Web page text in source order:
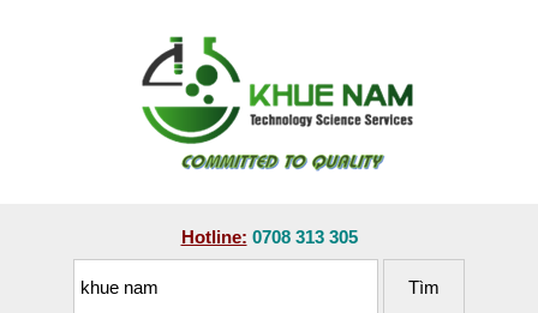
Hotline: 0708 313 305